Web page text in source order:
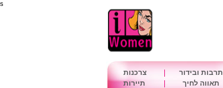
s
תרבות ובידור
צרכנות
תאווה לחיך תיירות